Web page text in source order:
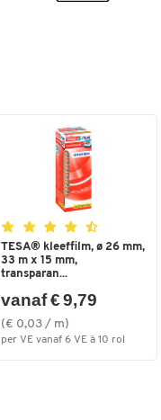
Afmetingen
Breedte (mm)
TESA® kleeffilm, ø 26 mm,
33 m x 15 mm,
transparan...
vanaf € 9,79
(€ 0,03 / m)
per VE vanaf 6 VE à 10 rol